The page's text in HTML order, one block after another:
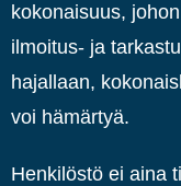
kokonaisuus,
ilmoitus- ja
hajallaan,
voi hämärtyä.
Henkilöstö ei aina